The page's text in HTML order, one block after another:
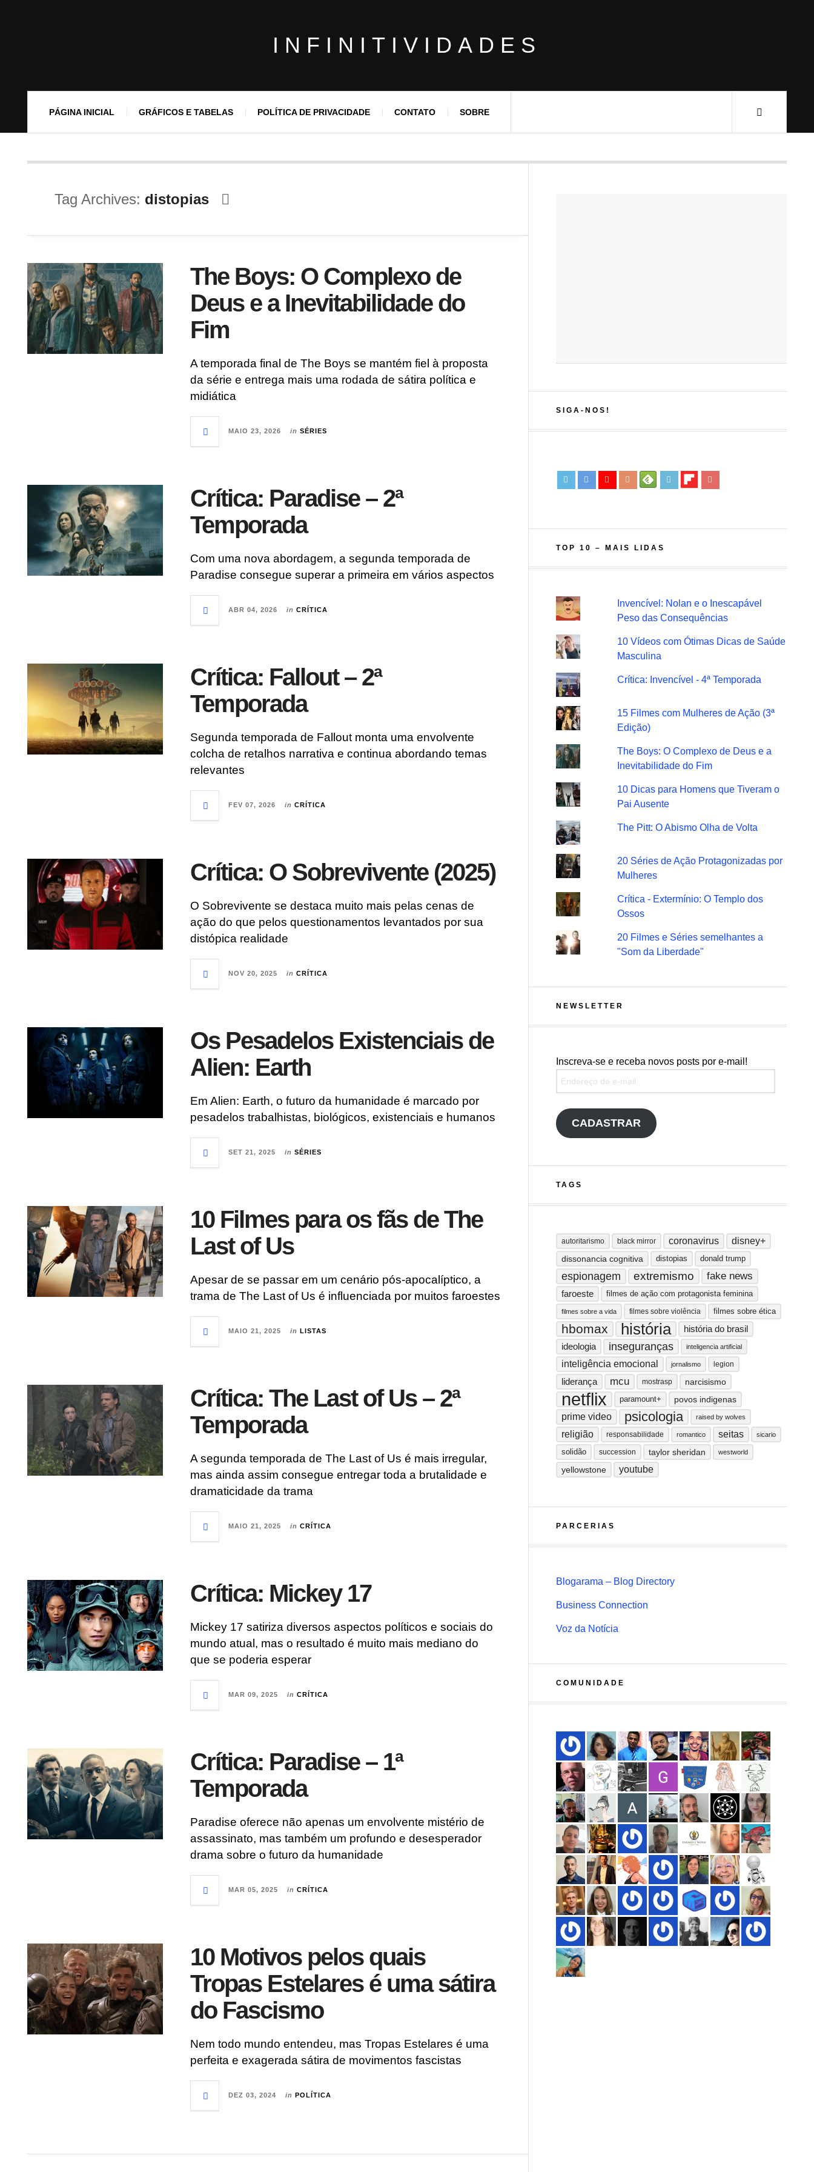
INFINITIVIDADES
PÁGINA INICIAL GRÁFICOS E TABELAS POLÍTICA DE PRIVACIDADE CONTATO SOBRE
Tag Archives: distopias
The Boys: O Complexo de
Deus e a Inevitabilidade do
Fim
A temporada final de The Boys se mantém fiel à proposta
da série e entrega mais uma rodada de sátira política e
midiática
MAIO 23, 2026 in SÉRIES
Crítica: Paradise – 2ª
Temporada
Com uma nova abordagem, a segunda temporada de
Paradise consegue superar a primeira em vários aspectos
ABR 04, 2026 in CRÍTICA
Crítica: Fallout – 2ª
Temporada
Segunda temporada de Fallout monta uma envolvente
colcha de retalhos narrativa e continua abordando temas
relevantes
FEV 07, 2026 in CRÍTICA
Crítica: O Sobrevivente (2025)
O Sobrevivente se destaca muito mais pelas cenas de
ação do que pelos questionamentos levantados por sua
distópica realidade
NOV 20, 2025 in CRÍTICA
Os Pesadelos Existenciais de
Alien: Earth
Em Alien: Earth, o futuro da humanidade é marcado por
pesadelos trabalhistas, biológicos, existenciais e humanos
SET 21, 2025 in SÉRIES
10 Filmes para os fãs de The
Last of Us
Apesar de se passar em um cenário pós-apocalíptico, a
trama de The Last of Us é influenciada por muitos faroestes
MAIO 21, 2025 in LISTAS
Crítica: The Last of Us – 2ª
Temporada
A segunda temporada de The Last of Us é mais irregular,
mas ainda assim consegue entregar toda a brutalidade e
dramaticidade da trama
MAIO 21, 2025 in CRÍTICA
Crítica: Mickey 17
Mickey 17 satiriza diversos aspectos políticos e sociais do
mundo atual, mas o resultado é muito mais mediano do
que se poderia esperar
MAR 09, 2025 in CRÍTICA
Crítica: Paradise – 1ª
Temporada
Paradise oferece não apenas um envolvente mistério de
assassinato, mas também um profundo e desesperador
drama sobre o futuro da humanidade
MAR 05, 2025 in CRÍTICA
10 Motivos pelos quais
Tropas Estelares é uma sátira
do Fascismo
Nem todo mundo entendeu, mas Tropas Estelares é uma
perfeita e exagerada sátira de movimentos fascistas
DEZ 03, 2024 in POLÍTICA
SIGA-NOS!
TOP 10 – MAIS LIDAS
Invencível: Nolan e o Inescapável
Peso das Consequências
10 Vídeos com Ótimas Dicas de Saúde
Masculina
Crítica: Invencível - 4ª Temporada
15 Filmes com Mulheres de Ação (3ª
Edição)
The Boys: O Complexo de Deus e a
Inevitabilidade do Fim
10 Dicas para Homens que Tiveram o
Pai Ausente
The Pitt: O Abismo Olha de Volta
20 Séries de Ação Protagonizadas por
Mulheres
Crítica - Extermínio: O Templo dos
Ossos
20 Filmes e Séries semelhantes a
"Som da Liberdade"
NEWSLETTER
Inscreva-se e receba novos posts por e-mail!
CADASTRAR
TAGS
autoritarismo black mirror coronavirus disney+
dissonancia cognitiva distopias donald trump
espionagem extremismo fake news
faroeste filmes de ação com protagonista feminina
filmes sobre a vida filmes sobre violência filmes sobre ética
hbomax história história do brasil
ideologia inseguranças inteligencia artificial
inteligência emocional jornalismo legion
liderança mcu mostrasp narcisismo
netflix paramount+ povos indigenas
prime video psicologia raised by wolves
religião responsabilidade romantico seitas sicario
solidão succession taylor sheridan westworld
yellowstone youtube
PARCERIAS
Blogarama – Blog Directory
Business Connection
Voz da Notícia
COMUNIDADE